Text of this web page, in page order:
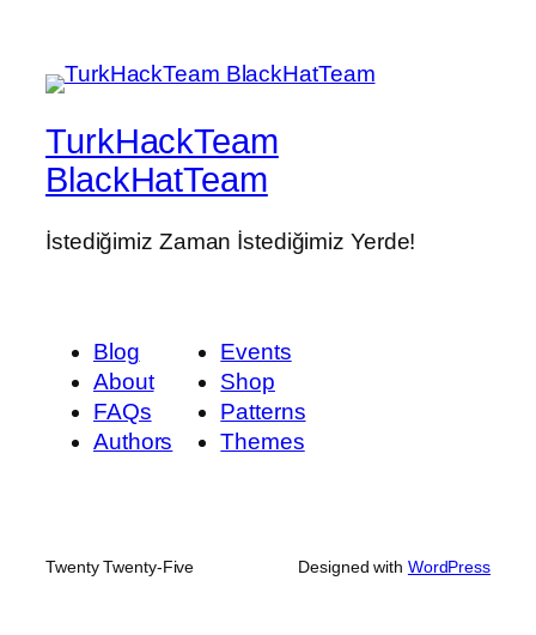
TurkHackTeam
BlackHatTeam
İstediğimiz Zaman İstediğimiz Yerde!
Blog
About
FAQs
Authors
Events
Shop
Patterns
Themes
Twenty Twenty-Five Designed with WordPress